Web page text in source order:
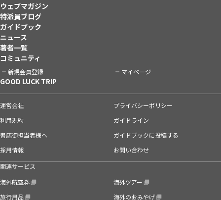
ウェブマガジン
特派員ブログ
ガイドブック
ニュース
著者一覧
コミュニティ
新規会員登録 マイページ
GOOD LUCK TRIP
運営会社
プライバシーポリシー
利用規約
ガイドライン
書店御担当者様へ
ガイドブックに投稿する
採用情報
お問い合わせ
関連サービス
海外航空券
海外ツアー
旅行用品
海外のおみやげ